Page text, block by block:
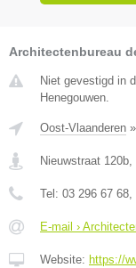
Architectenbureau
Niet gevestigd in
Henegouwen.
Oost-Vlaanderen »
Nieuwstraat 120b,
Tel: 03 296 67 68,
E-mail ›
Website: https://